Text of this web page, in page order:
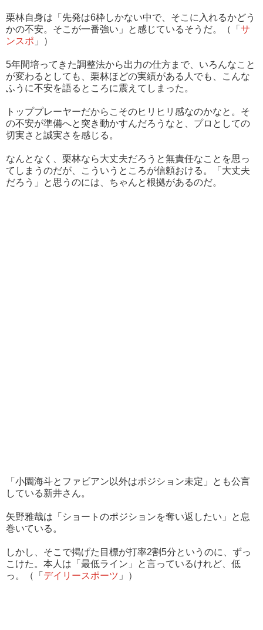
栗林自身は「先発は6枠しかない中で、そこに入れるかどう
かの不安。そこが一番強い」と感じているそうだ。（「 サ
ンスポ 」）
5年間培ってきた調整法から出力の仕方まで、いろんなこと
が変わるとしても、栗林ほどの実績がある人でも、こんな
ふうに不安を語るところに震えてしまった。
トッププレーヤーだからこそのヒリヒリ感なのかなと。そ
の不安が準備へと突き動かすんだろうなと、プロとしての
切実さと誠実さを感じる。
なんとなく、栗林なら大丈夫だろうと無責任なことを思っ
てしまうのだが、こういうところが信頼おける。「大丈夫
だろう」と思うのには、ちゃんと根拠があるのだ。
「小園海斗とファビアン以外はポジション未定」とも公言
している新井さん。
矢野雅哉は「ショートのポジションを奪い返したい」と息
巻いている。
しかし、そこで掲げた目標が打率2割5分というのに、ずっ
こけた。本人は「最低ライン」と言っているけれど、低
っ。（「 デイリースポーツ 」）